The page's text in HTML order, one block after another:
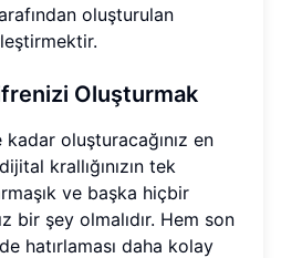
oluşturulan
Oluşturmak
oluşturacağınız en
krallığınızın tek
ve başka hiçbir
bir şey olmalıdır. Hem son
hatırlaması daha kolay